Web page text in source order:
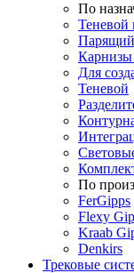
По
Теневой
Парящий
Карнизы
Для
Теневой
По
FerGipps
Flexy
Kraab
Denkirs
Трековые